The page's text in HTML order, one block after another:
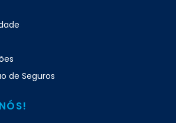
de Seguros